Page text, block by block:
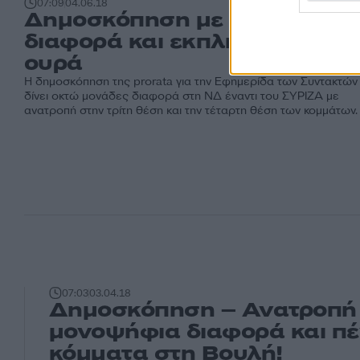
07:0904.06.18
Δημοσκόπηση με 8 μονάδες
διαφορά και εκπλήξεις στην…
ουρά
Η δημοσκόπηση της prorata για την Εφημερίδα των Συντακτών
δίνει οκτώ μονάδες διαφορά στη ΝΔ έναντι του ΣΥΡΙΖΑ με
ανατροπή στην τρίτη θέση και την τέταρτη θέση των κομμάτων.
07:0303.04.18
Δημοσκόπηση – Ανατροπή
μονοψήφια διαφορά και
κόμματα στη Βουλή!